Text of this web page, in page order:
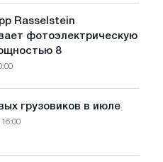
Rasselstein
фотоэлектрическую
8
грузовиков в июле
16:00